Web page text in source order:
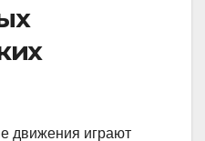
движения играют